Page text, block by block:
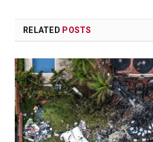
RELATED POSTS